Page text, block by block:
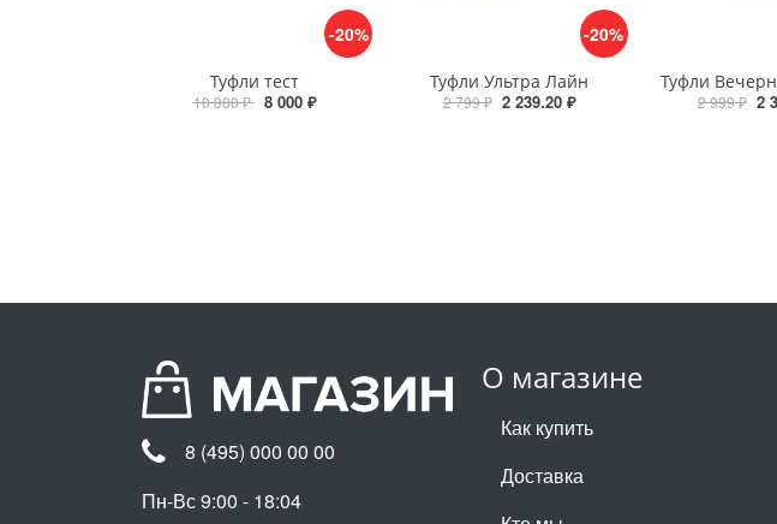
-20%
Туфли тест
10 000 ₽ 8 000 ₽
-20%
Туфли Ультра Лайн
2 799 ₽ 2 239.20 ₽
Туфли
2 999 ₽ 2
О магазине
Как купить
Доставка
8 (495) 000 00 00
Пн-Вс 9:00 - 18:04